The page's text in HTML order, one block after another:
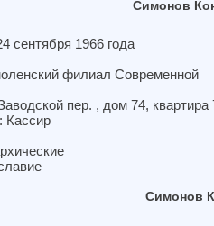
Симонов
сентября 1966 года
филиал Современной
пер. , дом 74, квартира
Кассир
Симонов